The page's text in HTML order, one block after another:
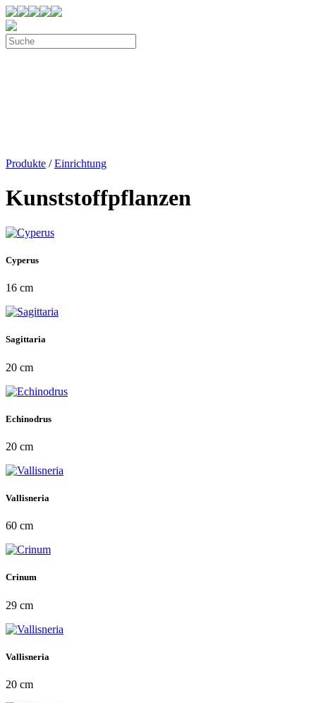
Produkte /Einrichtung
Kunststoffpflanzen
Cyperus
16 cm
Sagittaria
20 cm
Echinodrus
20 cm
Vallisneria
60 cm
Crinum
29 cm
Vallisneria
20 cm